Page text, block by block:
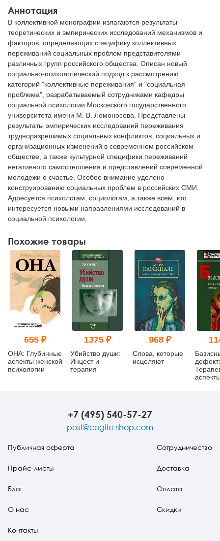
Аннотация
В коллективной монографии излагаются результаты
теоретических и эмпирических исследований механизмов и
факторов, определяющих специфику коллективных
переживаний социальных проблем представителями
различных групп российского общества. Описан новый
социально-психологический подход к рассмотрению
категорий "коллективные переживания" и "социальная
проблема", разрабатываемый сотрудниками кафедры
социальной психологии Московского государственного
университета имени М. В. Ломоносова. Представлены
результаты эмпирических исследований переживания
трудноразрешимых социальных конфликтов, социальных и
организационных изменений в современном российском
обществе, а также культурной специфики переживаний
негативного самоотношения и представлений современной
молодежи о счастье. Особое внимание уделено
конструированию социальных проблем в российских СМИ.
Адресуется психологам, социологам, а также всем, кто
интересуется новыми направлениями исследований в
социальной психологии.
Похожие товары
655 ₽
ОНА: Глубинные
аспекты женской
психологии
1375 ₽
Убийство души:
Инцест и
терапия
968 ₽
Слова, которые
исцеляют
дефект:
+7 (495) 540-57-27
post@cogito-shop.com
Публичная оферта
Прайс-листы
Блог
О нас
Контакты
Сотрудничество
Доставка
Оплата
Скидки